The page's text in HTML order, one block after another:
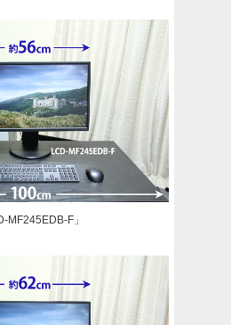
MF245EDB-F」